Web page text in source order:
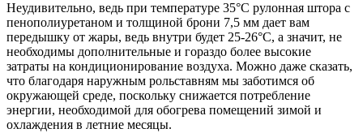
Неудивительно, ведь при температуре 35°С рулонная штора с
пенополиуретаном и толщиной брони 7,5 мм дает вам
передышку от жары, ведь внутри будет 25-26°С, а значит, не
необходимы дополнительные и гораздо более высокие
затраты на кондиционирование воздуха. Можно даже сказать,
что благодаря наружным рольставням мы заботимся об
окружающей среде, поскольку снижается потребление
энергии, необходимой для обогрева помещений зимой и
охлаждения в летние месяцы.